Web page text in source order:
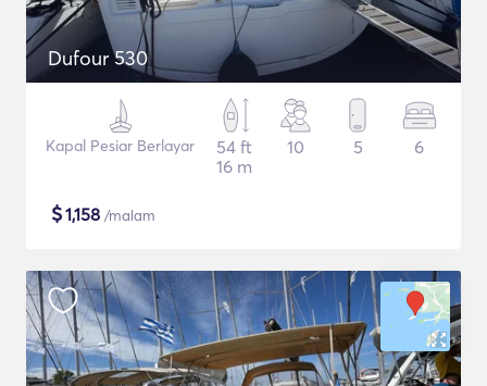
Dufour 530
Kapal Pesiar Berlayar
54 ft
16 m
10 5 6
$1,158 /malam